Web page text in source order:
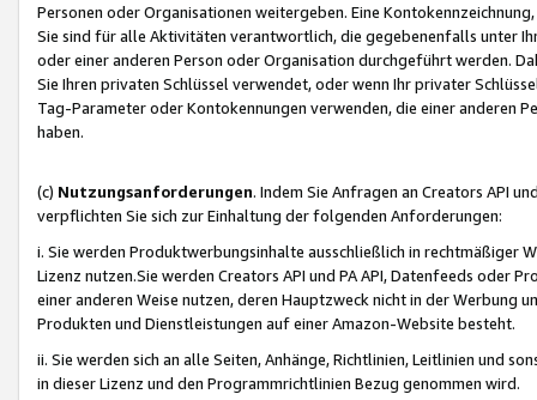
Personen oder Organisationen weitergeben. Eine
Sie sind für alle Aktivitäten verantwortlich, die gegebenenfalls unter
oder einer anderen Person oder Organisation durchgeführt werden.
Sie Ihren privaten Schlüssel verwendet, oder wenn Ihr privater
Tag-Parameter oder Kontokennungen verwenden, die einer anderen
haben.
(c) Nutzungsanforderungen. Indem Sie Anfragen an Creators API
verpflichten Sie sich zur Einhaltung der folgenden Anforderungen:
i. Sie werden Produktwerbungsinhalte ausschließlich in rechtmäßiger
Lizenz nutzen.Sie werden Creators API und PA API, Datenfeeds oder
einer anderen Weise nutzen, deren Hauptzweck nicht in der Werbung
Produkten und Dienstleistungen auf einer Amazon-Website besteht.
ii. Sie werden sich an alle Seiten, Anhänge, Richtlinien, Leitlinien und
in dieser Lizenz und den Programmrichtlinien Bezug genommen wird.